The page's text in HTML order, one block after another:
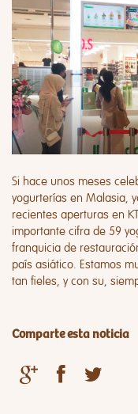
Si hace unos meses
yogurterías en Malasia,
recientes aperturas en
importante cifra de 59
franquicia de
país asiático. Estamos
tan fieles, y con su,
Comparte esta noticia